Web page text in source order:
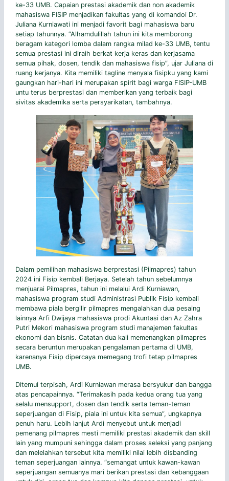
ke-33 UMB. Capaian prestasi akademik dan non akademik
mahasiswa FISIP menjadikan fakultas yang di komandoi Dr.
Juliana Kurniawati ini menjadi favorit bagi mahasiswa baru
setiap tahunnya. “Alhamdulillah tahun ini kita memborong
beragam kategori lomba dalam rangka milad ke-33 UMB, tentu
semua prestasi ini diraih berkat kerja keras dan kerjasama
semua pihak, dosen, tendik dan mahasiswa fisip”, ujar Juliana di
ruang kerjanya. Kita memiliki tagline menyala fisipku yang kami
gaungkan hari-hari ini merupakan spirit bagi warga FISIP-UMB
untu terus berprestasi dan memberikan yang terbaik bagi
sivitas akademika serta persyarikatan, tambahnya.
Dalam pemilihan mahasiswa berprestasi (Pilmapres) tahun
2024 ini Fisip kembali Berjaya. Setelah tahun sebelumnya
menjuarai Pilmapres, tahun ini melalui Ardi Kurniawan,
mahasiswa program studi Administrasi Publik Fisip kembali
membawa piala bergilir pilmapres mengalahkan dua pesaing
lainnya Arfi Dwijaya mahasiswa prodi Akuntasi dan Az Zahra
Putri Mekori mahasiswa program studi manajemen fakultas
ekonomi dan bisnis. Catatan dua kali memenangkan pilmapres
secara beruntun merupakan pengalaman pertama di UMB,
karenanya Fisip dipercaya memegang trofi tetap pilmapres
UMB.
Ditemui terpisah, Ardi Kurniawan merasa bersyukur dan bangga
atas pencapainnya. “Terimakasih pada kedua orang tua yang
selalu mensupport, dosen dan tendik serta teman-teman
seperjuangan di Fisip, piala ini untuk kita semua”, ungkapnya
penuh haru. Lebih lanjut Ardi menyebut untuk menjadi
pemenang pilmapres mesti memiliki prestasi akademik dan skill
lain yang mumpuni sehingga dalam proses seleksi yang panjang
dan melelahkan tersebut kita memiliki nilai lebih disbanding
teman seperjuangan lainnya. “semangat untuk kawan-kawan
seperjuangan semuanya mari berikan prestasi dan kebanggaan